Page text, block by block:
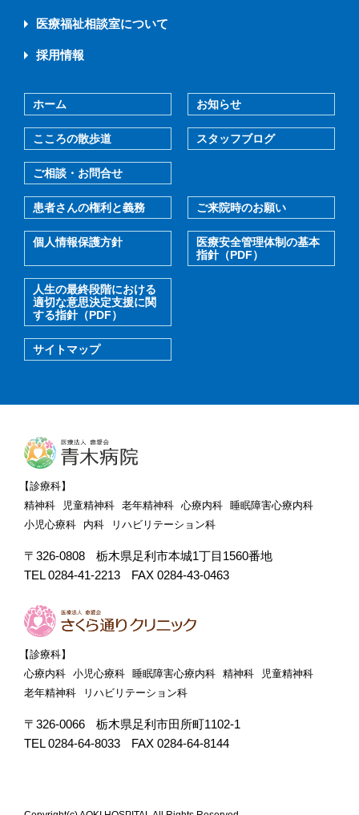
医療福祉相談室について
採用情報
ホーム お知らせ
こころの散歩道 スタッフブログ
ご相談・お問合せ
患者さんの権利と義務 ご来院時のお願い
個人情報保護方針
医療安全管理体制の基本
指針（PDF）
人生の最終段階における
適切な意思決定支援に関
する指針（PDF）
サイトマップ
【診療科】
精神科
児童精神科 老年精神科 心療内科 睡眠障害心療内科
小児心療科
内科 リハビリテーション科
〒326-0808
栃木県足利市本城1丁目1560番地
TEL 0284-41-2213
FAX 0284-43-0463
【診療科】
心療内科 小児心療科 睡眠障害心療内科 精神科
児童精神科
老年精神科
リハビリテーション科
〒326-0066
栃木県足利市田所町1102-1
TEL 0284-64-8033
FAX 0284-64-8144